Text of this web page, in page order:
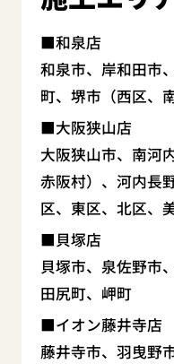
和泉店
和泉市、岸和田市
町、堺市（西区、南
大阪狭山店
大阪狭山市、南河
赤阪村）、河内長
区、東区、北区、
貝塚店
貝塚市、泉佐野市
田尻町、岬町
イオン藤井寺店
藤井寺市、羽曳野